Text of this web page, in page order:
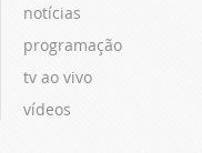
notícias
programação
tv ao vivo
vídeos